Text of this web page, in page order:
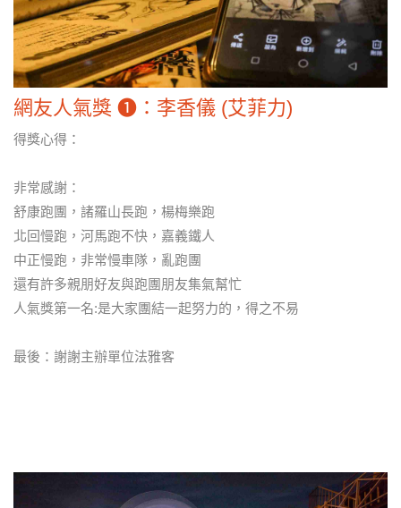
網友人氣獎 ❶：李香儀 (艾菲力)
得獎心得：
非常感謝：
舒康跑團，諸羅山長跑，楊梅樂跑
北回慢跑，河馬跑不快，嘉義鐵人
中正慢跑，非常慢車隊，亂跑團
還有許多親朋好友與跑團朋友集氣幫忙
人氣獎第一名:是大家團結一起努力的，得之不易
最後：謝謝主辦單位法雅客